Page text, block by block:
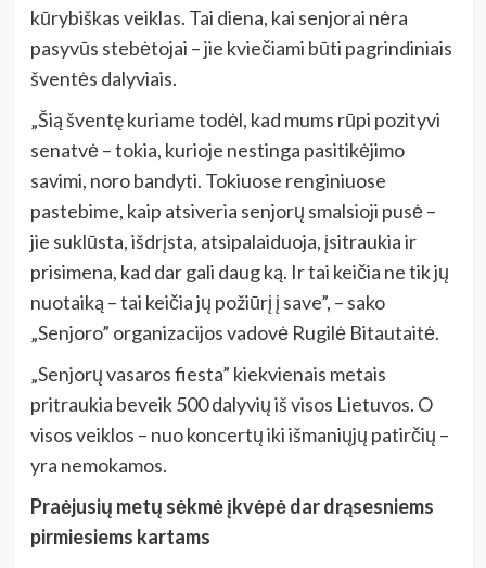
kūrybiškas veiklas. Tai diena, kai senjorai nėra
pasyvūs stebėtojai – jie kviečiami būti pagrindiniais
šventės dalyviais.
„Šią šventę kuriame todėl, kad mums rūpi pozityvi
senatvė – tokia, kurioje nestinga pasitikėjimo
savimi, noro bandyti. Tokiuose renginiuose
pastebime, kaip atsiveria senjorų smalsioji pusė –
jie suklūsta, išdrįsta, atsipalaiduoja, įsitraukia ir
prisimena, kad dar gali daug ką. Ir tai keičia ne tik jų
nuotaiką – tai keičia jų požiūrį į save”, – sako
„Senjoro” organizacijos vadovė Rugilė Bitautaitė.
„Senjorų vasaros fiesta” kiekvienais metais
pritraukia beveik 500 dalyvių iš visos Lietuvos. O
visos veiklos – nuo koncertų iki išmaniųjų patirčių –
yra nemokamos.
Praėjusių metų sėkmė įkvėpė dar drąsesniems
pirmiesiems kartams